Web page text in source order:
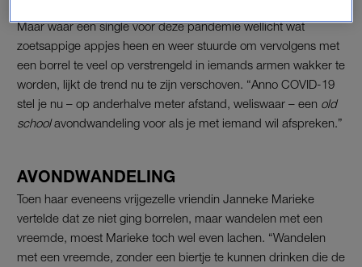
Maar waar een single voor deze pandemie wellicht wat
zoetsappige appjes heen en weer stuurde om vervolgens met
een borrel te veel op verstrengeld in iemands armen wakker te
worden, lijkt de trend nu te zijn verschoven. “Anno COVID-19
stel je nu – op anderhalve meter afstand, weliswaar – een old
schoolavondwandeling voor als je met iemand wil afspreken.”
AVONDWANDELING
Toen haar eveneens vrijgezelle vriendin Janneke Marieke
vertelde dat ze niet ging borrelen, maar wandelen met een
vreemde, moest Marieke toch wel even lachen. “Wandelen
met een vreemde, zonder een biertje te kunnen drinken die de